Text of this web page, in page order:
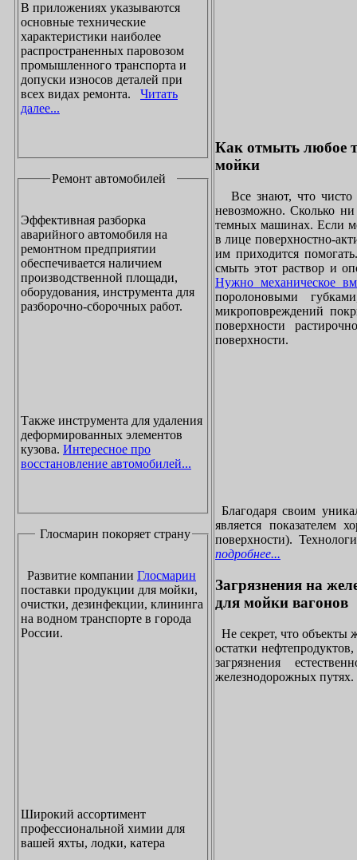
В приложениях указываются
основные технические
характеристики наиболее
распространенных паровозом
промышленного транспорта и
допуски износов деталей при
всех видах ремонта. Читать
далее...
Ремонт автомобилей
Эффективная разборка
аварийного автомобиля на
ремонтном предприятии
обеспечивается наличием
производственной площади,
оборудования, инструмента для
разборочно-сборочных работ.
Также инструмента для удаления
деформированных элементов
кузова. Интересное про
восстановление автомобилей...
Глосмарин покоряет страну
Развитие компании Глосмарин
поставки продукции для мойки,
очистки, дезинфекции, клининга
на водном транспорте в города
России.
Широкий ассортимент
профессиональной химии для
вашей яхты, лодки, катера
Как отмыть любое
мойки
Все знают, что чисто
невозможно. Сколько
темных машинах. Если
в лице поверхностно-
им приходится
смыть этот раствор и
Нужно механическое
поролоновыми
микроповреждений
поверхности
поверхности.
Благодаря своим
является показателем
поверхности).
подробнее...
Загрязнения на
для мойки вагонов
Не секрет, что объекты
остатки нефтепродуктов,
загрязнения
железнодорожных путях.